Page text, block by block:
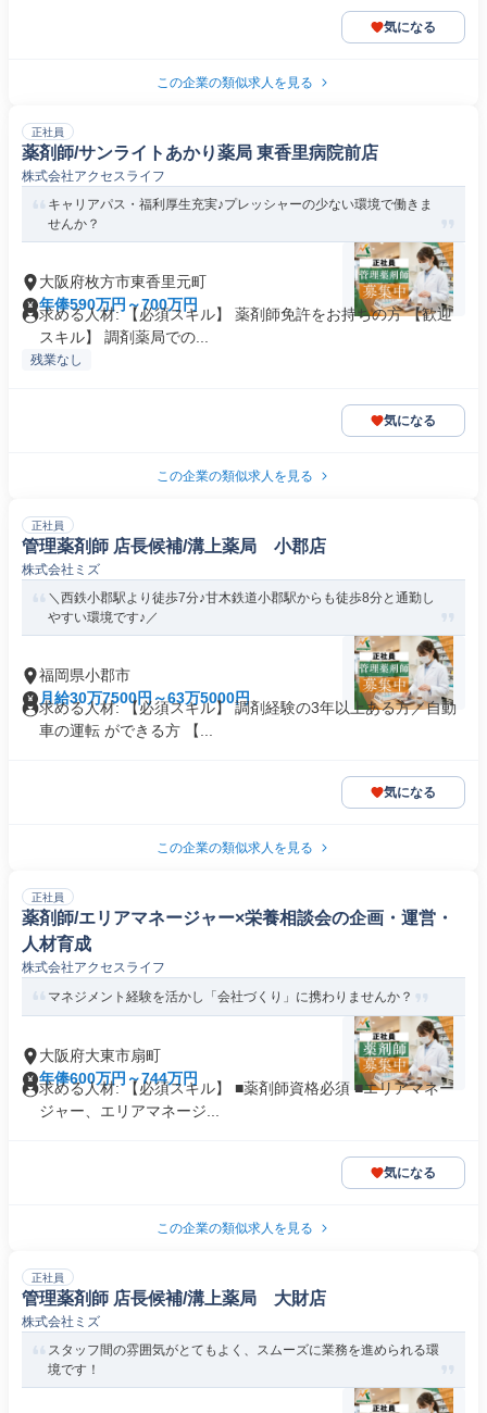
気になる
この企業の類似求人を見る
正社員
薬剤師/サンライトあかり薬局 東香里病院前店
株式会社アクセスライフ
キャリアパス・福利厚生充実♪プレッシャーの少ない環境で働きま
せんか？
大阪府枚方市東香里元町
年俸590万円～700万円
求める人材: 【必須スキル】 薬剤師免許をお持ちの方 【歓迎
スキル】 調剤薬局での...
残業なし
気になる
この企業の類似求人を見る
正社員
管理薬剤師 店長候補/溝上薬局 小郡店
株式会社ミズ
＼西鉄小郡駅より徒歩7分♪甘木鉄道小郡駅からも徒歩8分と通勤し
やすい環境です♪／
福岡県小郡市
月給30万7500円～63万5000円
求める人材: 【必須スキル】 調剤経験の3年以上ある方／自動
車の運転 ができる方 【...
気になる
この企業の類似求人を見る
正社員
薬剤師/エリアマネージャー×栄養相談会の企画・運営・
人材育成
株式会社アクセスライフ
マネジメント経験を活かし「会社づくり」に携わりませんか？
大阪府大東市扇町
年俸600万円～744万円
求める人材: 【必須スキル】 ■薬剤師資格必須 ■エリアマネー
ジャー、エリアマネージ...
気になる
この企業の類似求人を見る
正社員
管理薬剤師 店長候補/溝上薬局 大財店
株式会社ミズ
スタッフ間の雰囲気がとてもよく、スムーズに業務を進められる環
境です！